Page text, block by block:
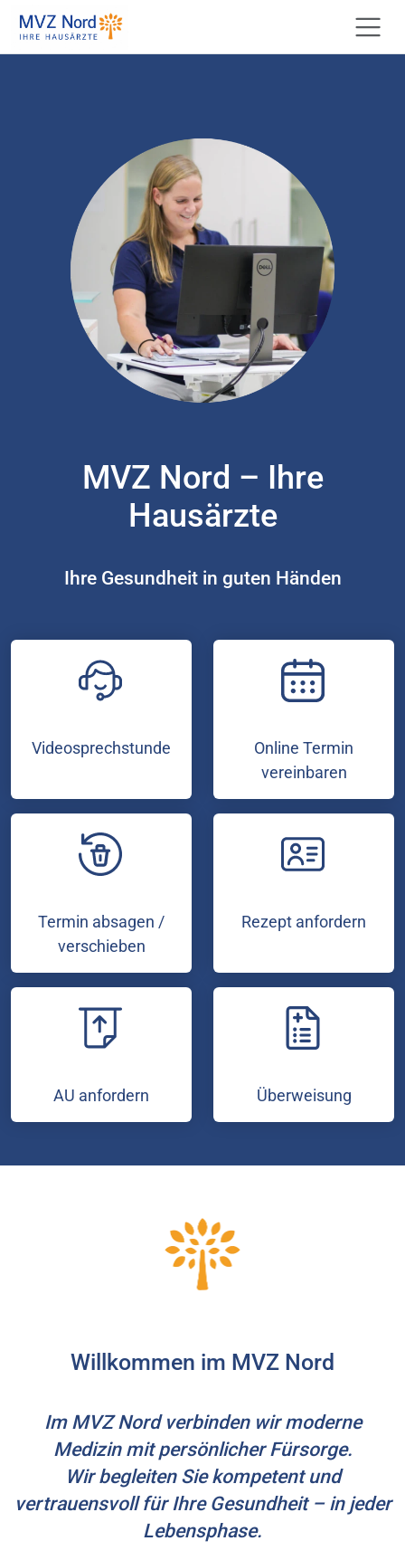
MVZ Nord – Ihre
Hausärzte
Ihre Gesundheit in guten Händen
Videosprechstunde
Online Termin
vereinbaren
Termin absagen /
verschieben
Rezept anfordern
AU anfordern Überweisung
Willkommen im MVZ Nord
Im MVZ Nord verbinden wir moderne
Medizin mit persönlicher Fürsorge.
Wir begleiten Sie kompetent und
vertrauensvoll für Ihre Gesundheit – in jeder
Lebensphase.